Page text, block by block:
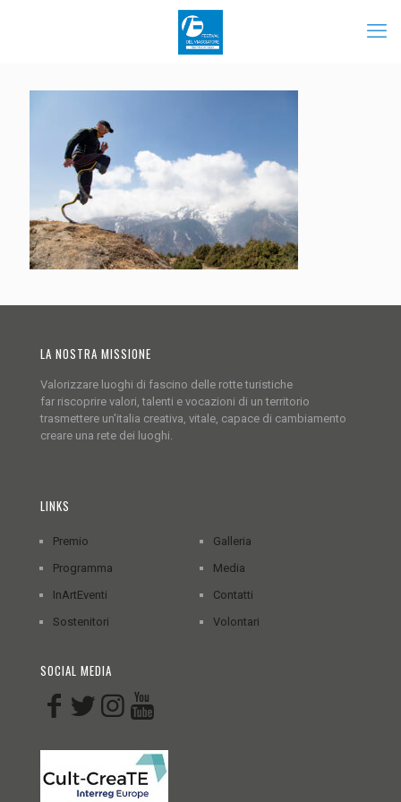
LA NOSTRA MISSIONE
Valorizzare luoghi di fascino delle rotte turistiche
far riscoprire valori, talenti e vocazioni di un territorio
trasmettere un'italia creativa, vitale, capace di cambiamento
creare una rete dei luoghi.
LINKS
Premio
Programma
InArtEventi
Sostenitori
Galleria
Media
Contatti
Volontari
SOCIAL MEDIA